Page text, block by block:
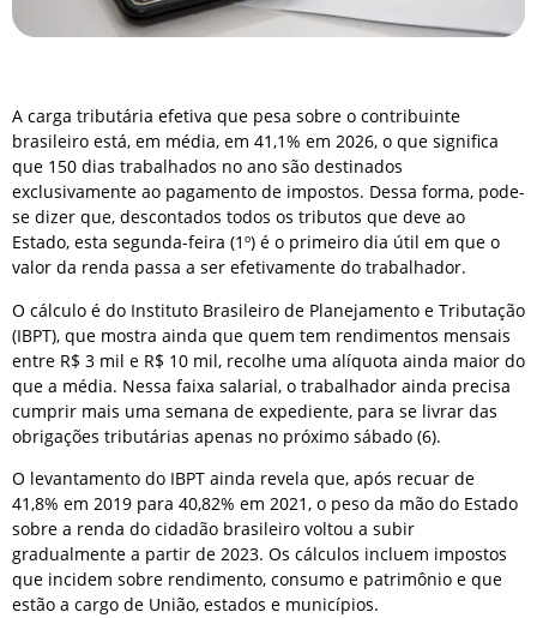
A carga tributária efetiva que pesa sobre o contribuinte
brasileiro está, em média, em 41,1% em 2026, o que significa
que 150 dias trabalhados no ano são destinados
exclusivamente ao pagamento de impostos. Dessa forma, pode-
se dizer que, descontados todos os tributos que deve ao
Estado, esta segunda-feira (1º) é o primeiro dia útil em que o
valor da renda passa a ser efetivamente do trabalhador.
O cálculo é do Instituto Brasileiro de Planejamento e Tributação
(IBPT), que mostra ainda que quem tem rendimentos mensais
entre R$ 3 mil e R$ 10 mil, recolhe uma alíquota ainda maior do
que a média. Nessa faixa salarial, o trabalhador ainda precisa
cumprir mais uma semana de expediente, para se livrar das
obrigações tributárias apenas no próximo sábado (6).
O levantamento do IBPT ainda revela que, após recuar de
41,8% em 2019 para 40,82% em 2021, o peso da mão do Estado
sobre a renda do cidadão brasileiro voltou a subir
gradualmente a partir de 2023. Os cálculos incluem impostos
que incidem sobre rendimento, consumo e patrimônio e que
estão a cargo de União, estados e municípios.